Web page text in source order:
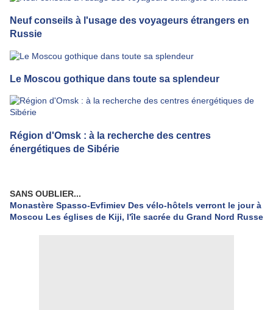
Neuf conseils à l'usage des voyageurs étrangers en
Russie
Le Moscou gothique dans toute sa splendeur
Région d'Omsk : à la recherche des centres
énergétiques de Sibérie
SANS OUBLIER...
Monastère Spasso-Evfimiev Des vélo-hôtels verront le jour à
Moscou Les églises de Kiji, l'île sacrée du Grand Nord Russe